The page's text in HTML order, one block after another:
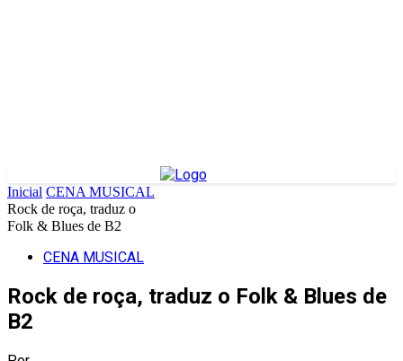
Inicial CENA MUSICAL
Rock de roça, traduz o
Folk & Blues de B2
CENA MUSICAL
Rock de roça, traduz o Folk & Blues de
B2